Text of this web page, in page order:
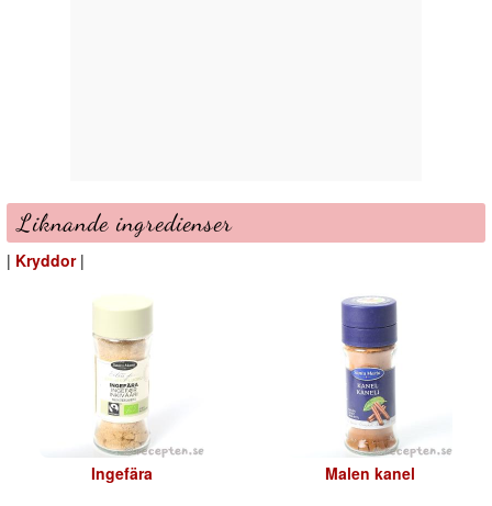
Liknande ingredienser
| Kryddor|
Ingefära Malen kanel